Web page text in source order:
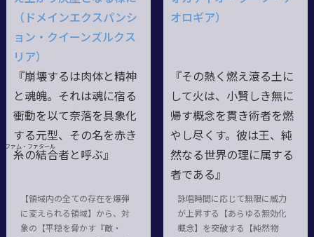
（ドメインエクスパンシ
ョン・クイーンズルクス
リア）
『崩壊するは肉体と精神
と魂魄。それは魂に宿る
衝動を以て奈落を具象化
する元型、その名を赤き
糸の
ファム・ファタール
結合者 と呼ぶ』
【領域内の全ての存在を爆弾
に変えられる領域】から、対
象の【平穏を脅かす『敵・
オロギア）
『その熱く燃え滾る土に
して火は、小賢しき無に
帰す概念を貫き術者を燃
やし尽くす。彼は王、純
然なる世界の理に属する
者である』
詠唱時間に応じて無限に威力
が上昇する【あらゆる無効化
概念】を突破する【純然物